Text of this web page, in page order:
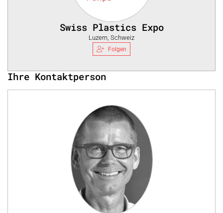
Swiss Plastics Expo
Luzern, Schweiz
Folgen
Ihre Kontaktperson